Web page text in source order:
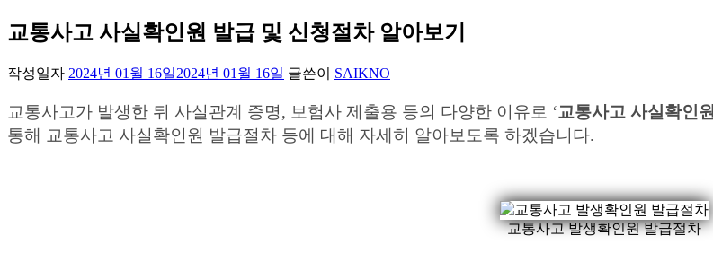
교통사고 사실확인원 발급 및 신청절차 알아보기
작성일자 2024년 01월 16일2024년 01월 16일 글쓴이 SAIKNO
교통사고가 발생한 뒤 사실관계 증명, 보험사 제출용 등의 다양한 이유로 ‘교통사고 사실확인원
통해 교통사고 사실확인원 발급절차 등에 대해 자세히 알아보도록 하겠습니다.
교통사고 발생확인원 발급절차